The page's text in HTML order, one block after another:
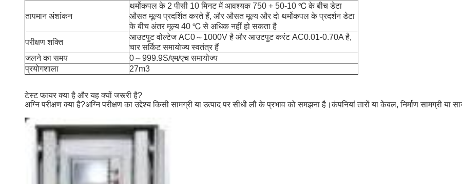
तापमान अंशांकन
थर्मोकपल के 2 पीसी 10 मिनट में आवश्यक 750 + 50-10 ℃ के बीच डेटा
औसत मूल्य प्रदर्शित करते हैं, और औसत मूल्य और दो थर्मोकपल के प्रदर्शन डेटा
के बीच अंतर मूल्य 40 ℃ से अधिक नहीं हो सकता है
परीक्षण शक्ति
आउटपुट वोल्टेज AC0～1000V है और आउटपुट करंट AC0.01-0.70A है,
चार सर्किट समायोज्य स्वतंत्र हैं
जलने का समय
0～999.9S/एम/एच समायोज्य
प्रयोगशाला
27m3
टेस्ट फायर क्या है और यह क्यों जरूरी है?
अग्नि परीक्षण क्या है?अग्नि परीक्षण का उद्देश्य किसी सामग्री या उत्पाद पर सीधी लौ के प्रभाव को समझना है।कंपनियां तारों या केबल, निर्माण सामग्री